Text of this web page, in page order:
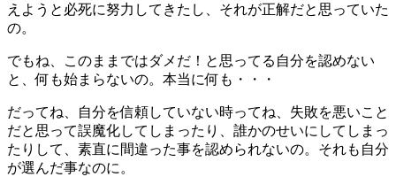
えようと必死に努力してきたし、それが正解だと思っていた
の。
でもね、このままではダメだ！と思ってる自分を認めない
と、何も始まらないの。本当に何も・・・
だってね、自分を信頼していない時ってね、失敗を悪いこと
だと思って誤魔化してしまったり、誰かのせいにしてしまっ
たりして、素直に間違った事を認められないの。それも自分
が選んだ事なのに。